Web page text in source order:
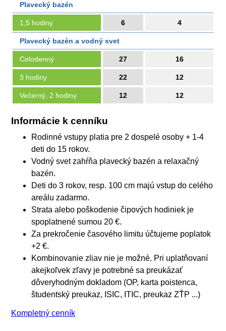
Plavecký bazén
1,5 hodiny 6 4
Plavecký bazén a vodný svet
Celodenný 27 16
3 hodiny 22 12
Večerný, 2 hodiny 12 12
Informácie k cenníku
Rodinné vstupy platia pre 2 dospelé osoby + 1-4
deti do 15 rokov.
Vodný svet zahŕňa plavecký bazén a relaxačný
bazén.
Deti do 3 rokov, resp. 100 cm majú vstup do celého
areálu zadarmo.
Strata alebo poškodenie čipových hodiniek je
spoplatnené sumou 20 €.
Za prekročenie časového limitu účtujeme poplatok
+2 €.
Kombinovanie zliav nie je možné. Pri uplatňovaní
akejkoľvek zľavy je potrebné sa preukázať
dôveryhodným dokladom (OP, karta poistenca,
študentský preukaz, ISIC, ITIC, preukaz ZŤP ...)
Kompletný cenník